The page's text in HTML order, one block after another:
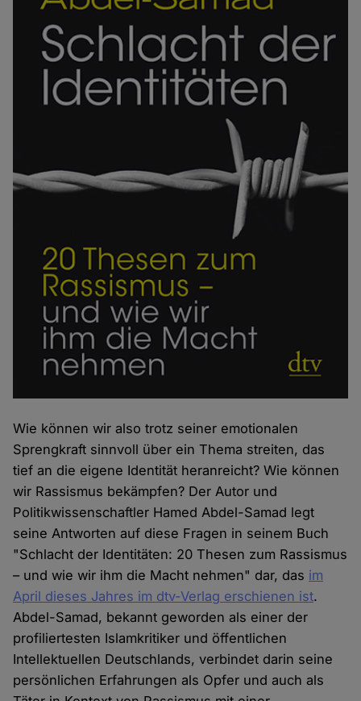
Wie können wir also trotz seiner emotionalen
Sprengkraft sinnvoll über ein Thema streiten, das
tief an die eigene Identität heranreicht? Wie können
wir Rassismus bekämpfen? Der Autor und
Politikwissenschaftler Hamed Abdel-Samad legt
seine Antworten auf diese Fragen in seinem Buch
"Schlacht der Identitäten: 20 Thesen zum Rassismus
– und wie wir ihm die Macht nehmen" dar, das im
April dieses Jahres im dtv-Verlag erschienen ist.
Abdel-Samad, bekannt geworden als einer der
profiliertesten Islamkritiker und öffentlichen
Intellektuellen Deutschlands, verbindet darin seine
persönlichen Erfahrungen als Opfer und auch als